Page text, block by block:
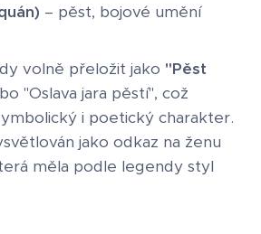
– pěst, bojové umění
volně přeložit jako "Pěst
"Oslava jara pěstí", což
i poetický charakter.
jako odkaz na ženu
měla podle legendy styl